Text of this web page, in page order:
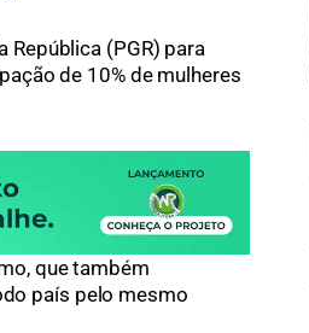
República (PGR) para
de 10% de mulheres
que também
país pelo mesmo